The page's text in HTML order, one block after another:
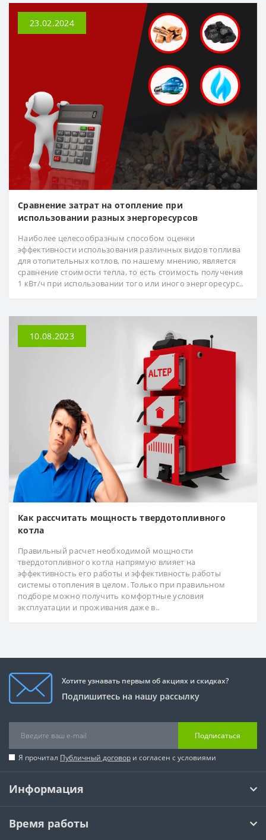
23.02.2024
Сравнение затрат на отопление при
использовании разных энергоресурсов
Наиболее целесообразным способом оценки
эффективности использования различных видов топлива
для отопительных котлов, по нашему мнению, является
сравнение стоимости тепла, то есть стоимость получения
1 кВт/ч при использовании того или иного энергоресурс..
10.08.2023
Как рассчитать мощность твердотопливного
котла
Правильный расчет необходимой мощности
твердотопливного котла напрямую влияет на
эффективность его работы и эффективность работы
системы отопления в целом. Только при правильном
подборе можно получить комфортные условия
эксплуатации и проживания даже в..
Хотите узнавать первым об акциях и скидках?
Подпишитесь на нашу рассылку
Подписаться
Я прочитал Публичный договор и согласен с условиями
Информация
Время работы